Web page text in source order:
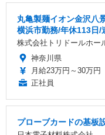
丸亀製麺イオン金沢八
横浜市勤務/年休113日/
株式会社トリドールホー
神奈川県
月給23万円～30万円
正社員
プローブカードの基板